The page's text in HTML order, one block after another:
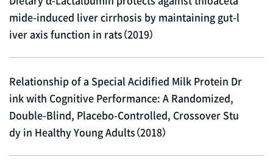
mide-induced liver cirrhosis by maintaining gut-l
iver axis function in rats（2019）
Relationship of a Special Acidified Milk Protein Dr
ink with Cognitive Performance: A Randomized,
Double-Blind, Placebo-Controlled, Crossover Stu
dy in Healthy Young Adults（2018）